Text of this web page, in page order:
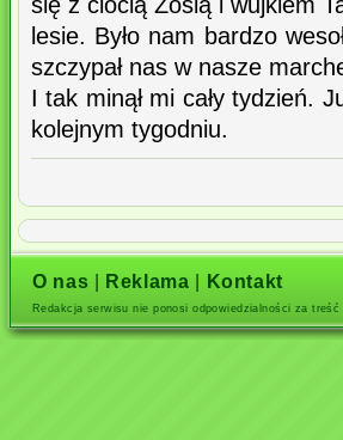
lesie. Było nam bardzo
szczypał nas w nasze
I tak minął mi cały tydzień.
kolejnym tygodniu.
O nas Reklama Kontakt
Redakcja serwisu nie ponosi odpowiedzialności za